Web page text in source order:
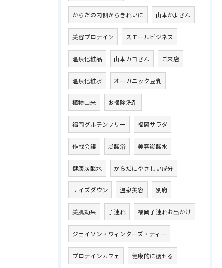
からだの内側からきれいに 山本かよさん
美容プロテイン スモールビジネス
温泉化粧品 山本カヨさん ご来店
温泉化粧水 オーガニック豆乳
植物由来 お掃除洗剤
福岡グルテンフリー 福岡サラダ
作戦会議 炭酸浴 美容炭酸水
健康炭酸水 からだにやさしい成分
サイズダウン 温泉美容 別府
美肌効果 子連れ 福岡子連れお出かけ
ジェイソン・ウィンターズ・ティー
プロテインカフェ 健康的に痩せる